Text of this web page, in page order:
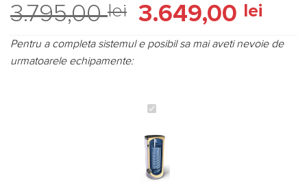
3.795,00lei
Prețul
inițial
a
3.649,00 lei
este:
Pentru a completa sistemul e posibil sa mai aveti nevoie de
urmatoarele echipamente:
Boiler
cu
serpentina